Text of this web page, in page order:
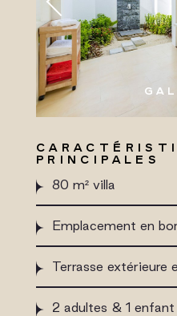
PRINCIPALES
80 m² villa
Emplacement en
Terrasse extérieure
2 adultes & 1 enfant